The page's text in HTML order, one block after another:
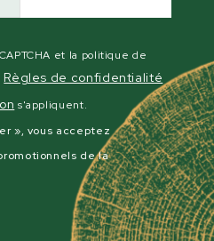
et la politique de
Règles de confidentialité
s'appliquent.
», vous acceptez
de la